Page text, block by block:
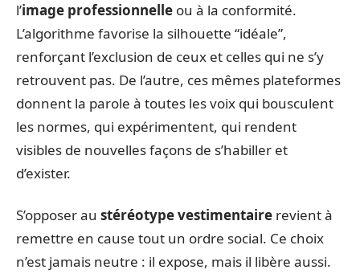
l’image professionnelle ou à la conformité.
L’algorithme favorise la silhouette “idéale”,
renforçant l’exclusion de ceux et celles qui ne s’y
retrouvent pas. De l’autre, ces mêmes plateformes
donnent la parole à toutes les voix qui bousculent
les normes, qui expérimentent, qui rendent
visibles de nouvelles façons de s’habiller et
d’exister.
S’opposer au stéréotype vestimentaire revient à
remettre en cause tout un ordre social. Ce choix
n’est jamais neutre : il expose, mais il libère aussi.